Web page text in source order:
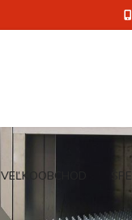
VEĽKOOBCHOD